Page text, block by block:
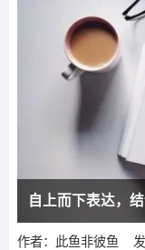
自上而下表达，
作者：此鱼非彼鱼